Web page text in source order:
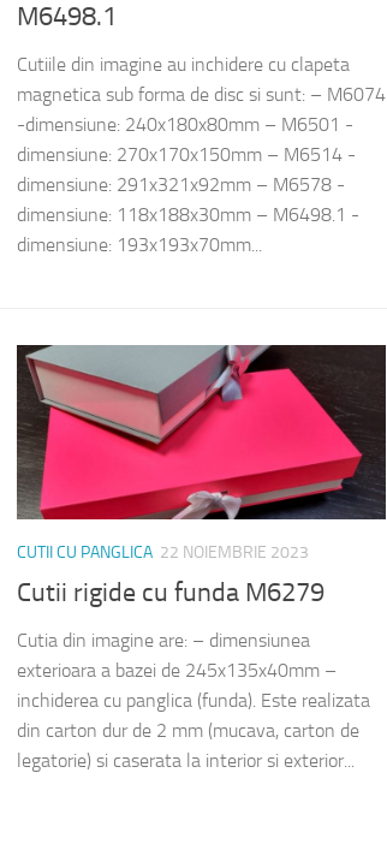
M6498.1
Cutiile din imagine au inchidere cu clapeta
magnetica sub forma de disc si sunt: – M6074
-dimensiune: 240x180x80mm – M6501 -
dimensiune: 270x170x150mm – M6514 -
dimensiune: 291x321x92mm – M6578 -
dimensiune: 118x188x30mm – M6498.1 -
dimensiune: 193x193x70mm...
CUTII CU PANGLICA 22 NOIEMBRIE 2023
Cutii rigide cu funda M6279
Cutia din imagine are: – dimensiunea
exterioara a bazei de 245x135x40mm –
inchiderea cu panglica (funda). Este realizata
din carton dur de 2 mm (mucava, carton de
legatorie) si caserata la interior si exterior...